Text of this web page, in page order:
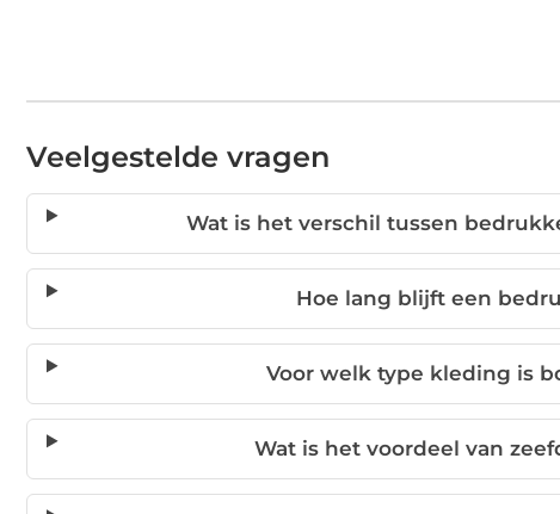
Veelgestelde vragen
Wat is het verschil tussen
Hoe lang blijft een
Voor welk type kleding is
Wat is het voordeel van